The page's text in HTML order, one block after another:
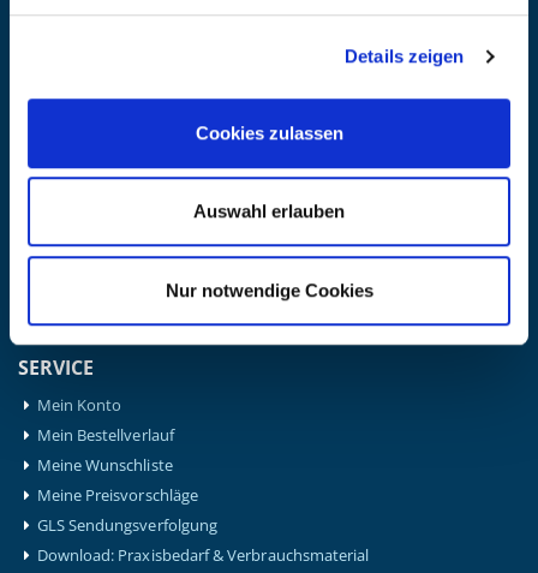
Details zeigen
Cookies zulassen
Auswahl erlauben
Nur notwendige Cookies
Garmin
Igloo
Nohrd
Schupp
SERVICE
Mein Konto
Mein Bestellverlauf
Meine Wunschliste
Meine Preisvorschläge
GLS Sendungsverfolgung
Download: Praxisbedarf & Verbrauchsmaterial